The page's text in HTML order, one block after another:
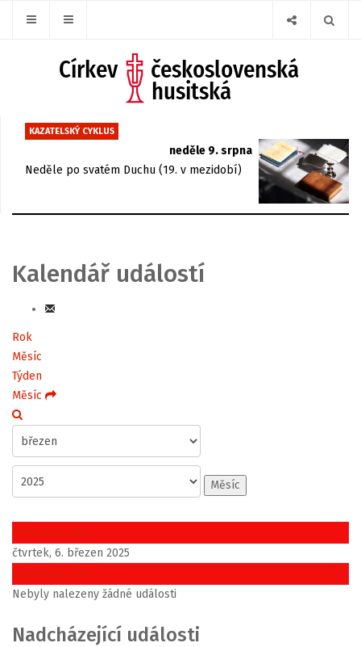
KAZATELSKÝ CYKLUS
neděle 9. srpna
Neděle po svatém Duchu (19. v mezidobí)
Kalendář událostí
Rok
Měsíc
Týden
Měsíc
Měsíc
Předchozí den
čtvrtek, 6. březen 2025
Následující den
Nebyly nalezeny žádné události
Nadcházející události